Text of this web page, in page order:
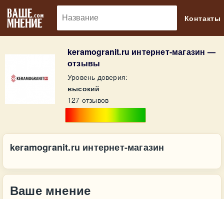
Контакты
keramogranit.ru интернет-магазин —
отзывы
Уровень доверия:
высокий
127 отзывов
keramogranit.ru интернет-магазин
Ваше мнение